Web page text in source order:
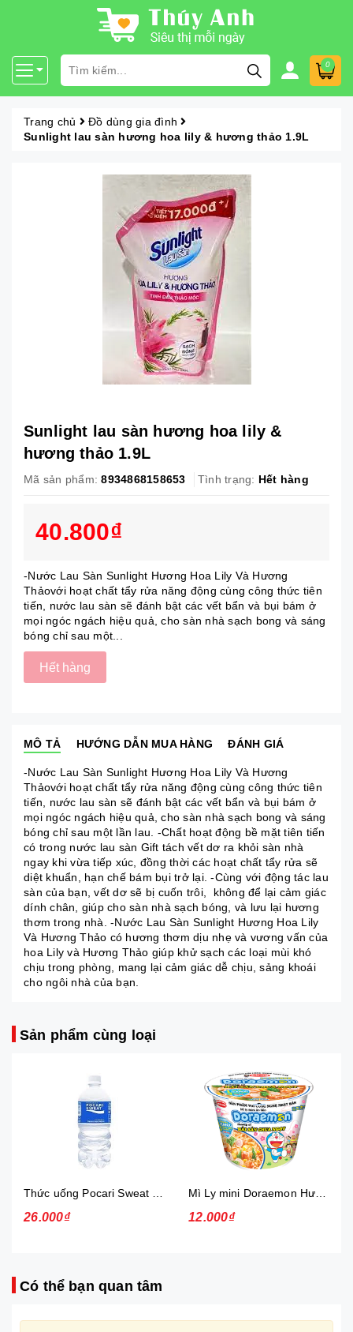
0
Trang chủ
Đồ dùng gia đình
Sunlight lau sàn hương hoa lily & hương thảo 1.9L
Sunlight lau sàn hương hoa lily &
hương thảo 1.9L
Mã sản phẩm: 8934868158653 Tình trạng: Hết hàng
40.800₫
-Nước Lau Sàn Sunlight Hương Hoa Lily Và Hương
Thảovới hoạt chất tẩy rửa năng động cùng công thức tiên
tiến, nước lau sàn sẽ đánh bật các vết bẩn và bụi bám ở
mọi ngóc ngách hiệu quả, cho sàn nhà sạch bong và sáng
bóng chỉ sau một...
Hết hàng
MÔ TẢ HƯỚNG DẪN MUA HÀNG ĐÁNH GIÁ
-Nước Lau Sàn Sunlight Hương Hoa Lily Và Hương
Thảovới hoạt chất tẩy rửa năng động cùng công thức tiên
tiến, nước lau sàn sẽ đánh bật các vết bẩn và bụi bám ở
mọi ngóc ngách hiệu quả, cho sàn nhà sạch bong và sáng
bóng chỉ sau một lần lau. -Chất hoạt động bề mặt tiên tiến
có trong nước lau sàn Gift tách vết dơ ra khỏi sàn nhà
ngay khi vừa tiếp xúc, đồng thời các hoạt chất tẩy rửa sẽ
diệt khuẩn, hạn chế bám bụi trở lại. -Cùng với động tác lau
sàn của bạn, vết dơ sẽ bị cuốn trôi, không để lại cảm giác
dính chân, giúp cho sàn nhà sạch bóng, và lưu lại hương
thơm trong nhà. -Nước Lau Sàn Sunlight Hương Hoa Lily
Và Hương Thảo có hương thơm dịu nhẹ và vương vấn của
hoa Lily và Hương Thảo giúp khử sạch các loại mùi khó
chịu trong phòng, mang lại cảm giác dễ chịu, sảng khoái
cho ngôi nhà của bạn.
Sản phẩm cùng loại
26.000₫ 12.000₫
Có thể bạn quan tâm